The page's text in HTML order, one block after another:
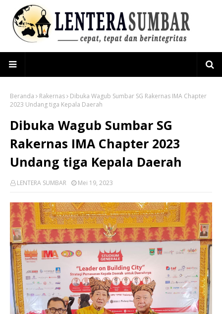
Beranda Rakernas
Dibuka Wagub Sumbar SG Rakernas IMA Chapter
2023 Undang tiga Kepala Daerah
Dibuka Wagub Sumbar SG
Rakernas IMA Chapter 2023
Undang tiga Kepala Daerah
LENTERA SUMBAR Mei 19, 2023